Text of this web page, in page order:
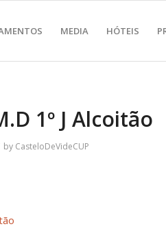
MEDIA HÓTEIS
1º J Alcoitão
by CasteloDeVideCUP